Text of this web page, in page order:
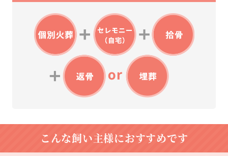
こんな飼い主様におすすめです